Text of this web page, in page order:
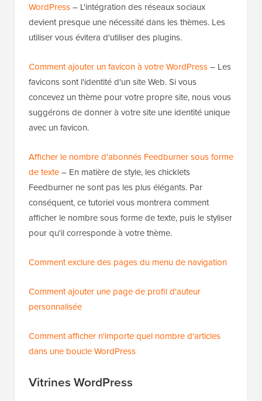
WordPress– L'intégration des réseaux sociaux
devient presque une nécessité dans les thèmes. Les
utiliser vous évitera d'utiliser des plugins.
Comment ajouter un favicon à votre WordPress– Les
favicons sont l'identité d'un site Web. Si vous
concevez un thème pour votre propre site, nous vous
suggérons de donner à votre site une identité unique
avec un favicon.
Afficher le nombre d'abonnés Feedburner sous forme
de texte– En matière de style, les chicklets
Feedburner ne sont pas les plus élégants. Par
conséquent, ce tutoriel vous montrera comment
afficher le nombre sous forme de texte, puis le styliser
pour qu'il corresponde à votre thème.
Comment exclure des pages du menu de navigation
Comment ajouter une page de profil d'auteur
personnalisée
Comment afficher n'importe quel nombre d'articles
dans une boucle WordPress
Vitrines WordPress